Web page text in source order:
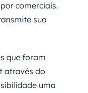
comerciais.
sua
que foram
através do
uma